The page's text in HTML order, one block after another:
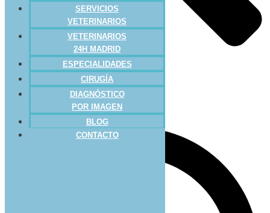
SERVICIOS
VETERINARIOS
VETERINARIOS
24H MADRID
ESPECIALIDADES
CIRUGÍA
DIAGNÓSTICO
POR IMAGEN
BLOG
CONTACTO